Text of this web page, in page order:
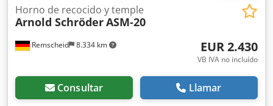
Remscheid 8.334 km
Horno de recocido y temple
Arnold SchröderASM-20
EUR 2.430
VB IVA no incluído
Consultar Llamar